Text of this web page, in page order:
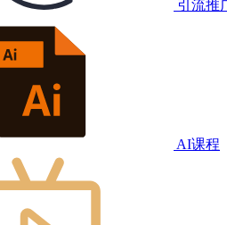
引流推
AI课程